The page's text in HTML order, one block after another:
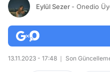
Eylül Sezer - Onedio
13.11.2023 - 17:48 Son